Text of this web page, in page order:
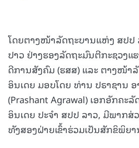
ໂດຍຕາງໜ້າລັດຖະບານແຫ່ງ ສປປ
ປາວ ຢ່າງຮອງລັດຖະມົນຕີກະຊວງແ
ດີການສັງຄົມ (ຮສສ) ແລະ ຕາງໜ້າ
ອິນເດຍ ມອບໂດຍ ທ່ານ ປຣາຊານ
(Prashant Agrawal) ເອກອັກຄະ
ອິນເດຍ ປະຈໍາ ສປປ ລາວ, ມີພາກສ່
ທັງສອງຝ່າຍເຂົ້າຮ່ວມເປັນສັກຂິພິຍ